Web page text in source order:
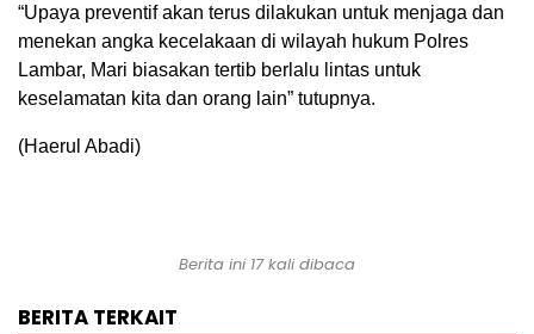
“Upaya preventif akan terus dilakukan untuk menjaga dan
menekan angka kecelakaan di wilayah hukum Polres
Lambar, Mari biasakan tertib berlalu lintas untuk
keselamatan kita dan orang lain” tutupnya.
(Haerul Abadi)
Berita ini 17 kali dibaca
BERITA TERKAIT